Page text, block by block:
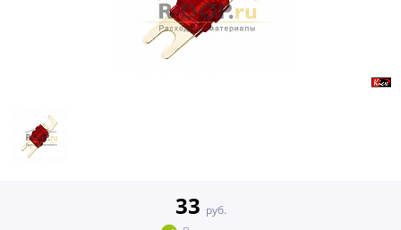
33 руб.